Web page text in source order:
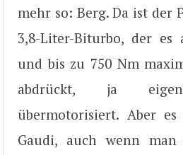
mehr so: Berg. Da ist der
3,8-Liter-Biturbo, der
und bis zu 750 Nm
abdrückt, ja
übermotorisiert. Aber
Gaudi, auch wenn